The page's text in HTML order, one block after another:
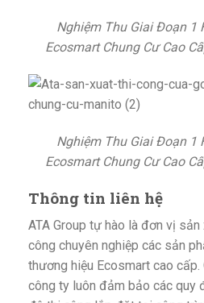
Nghiệm Thu Giai Đoạn 1
Ecosmart Chung Cư Cao
Nghiệm Thu Giai Đoạn 1
Ecosmart Chung Cư Cao
Thông tin liên hệ
ATA Group tự hào là đơn vị
công chuyên nghiệp các sản
thương hiệu Ecosmart cao
công ty luôn đảm bảo các quy